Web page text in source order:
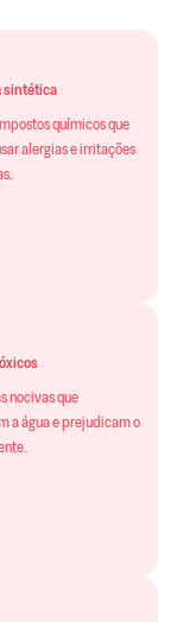
sintética
químicos que
alergias e irritações
nocivas que
a água e prejudicam o